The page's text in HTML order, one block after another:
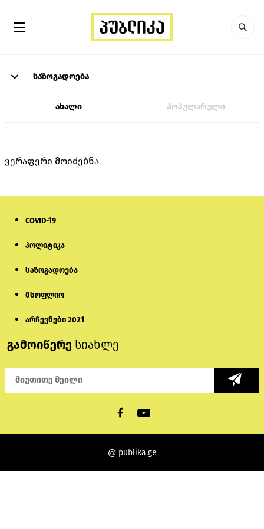
საზოგადოება
ახალი პოპულარული
ვერაფერი მოიძებნა
COVID-19
პოლიტიკა
საზოგადოება
მსოფლიო
არჩევნები 2021
გამოიწერე სიახლე
@ publika.ge